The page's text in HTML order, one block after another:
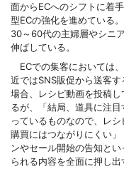
面からECへのシフトに着
型ECの強化を進めている
30～60代の主婦層やシニ
伸ばしている。
ECでの集客においては
近ではSNS販促から送客
場合、レシピ動画を投稿
るが、「結局、道具に注
っているものなので、レ
購買にはつながりにくい
ンやセール開始の告知と
られる内容を全面に押し出